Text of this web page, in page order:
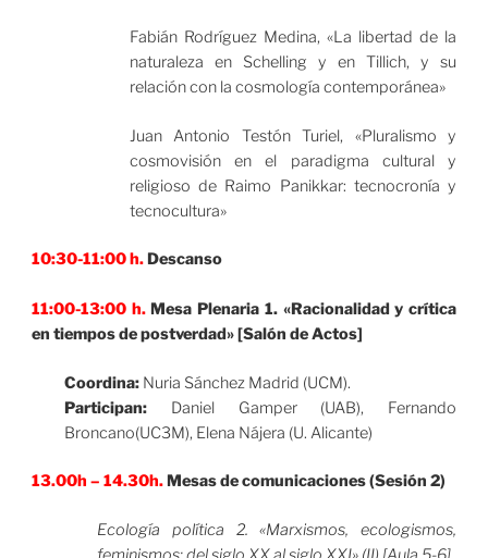
Fabián Rodríguez Medina, «La libertad de la
naturaleza en Schelling y en Tillich, y su
relación con la cosmología contemporánea»
Juan Antonio Testón Turiel, «Pluralismo y
cosmovisión en el paradigma cultural y
religioso de Raimo Panikkar: tecnocronía y
tecnocultura»
10:30-11:00 h.Descanso
11:00-13:00 h.Mesa Plenaria 1. «Racionalidad y crítica
en tiempos de postverdad» [Salón de Actos]
Coordina:Nuria Sánchez Madrid (UCM).
Participan:Daniel Gamper (UAB), Fernando
Broncano(UC3M), Elena Nájera (U. Alicante)
13.00h – 14.30h.Mesas de comunicaciones (Sesión 2)
Ecología política 2. «Marxismos, ecologismos,